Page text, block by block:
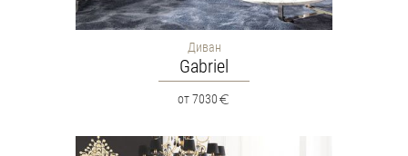
Диван
Gabriel
от 7030